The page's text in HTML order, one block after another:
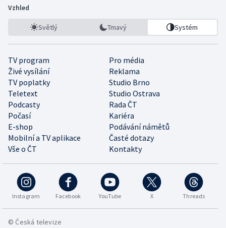
Vzhled
Světlý Tmavý Systém
TV program
Pro média
Živé vysílání
Reklama
TV poplatky
Studio Brno
Teletext
Studio Ostrava
Podcasty
Rada ČT
Počasí
Kariéra
E-shop
Podávání námětů
Mobilní a TV aplikace
Časté dotazy
Vše o ČT
Kontakty
Instagram Facebook YouTube X Threads
© Česká televize